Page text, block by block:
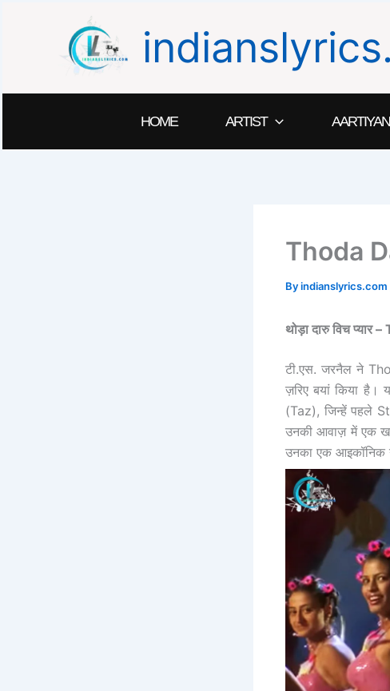
HOME ARTIST AARTIYAN
Thoda
Byindianslyrics.com
थोड़ा दारु विच
टी.एस. जरनैल ने
ज़रिए बयां किया है।
(Taz), जिन्हें पहले
उनकी आवाज़ में एक
उनका एक आइकॉनिक